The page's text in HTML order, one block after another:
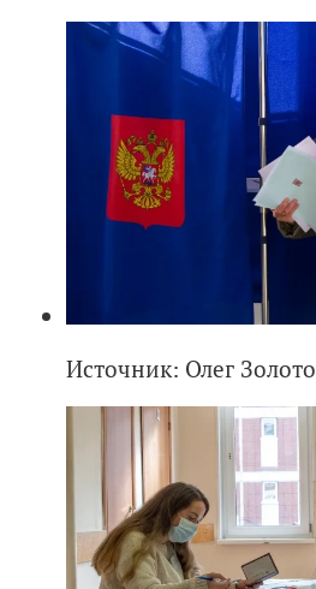
Источник: Олег Золото